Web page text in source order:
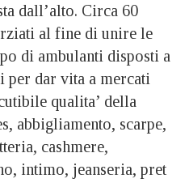
dall’alto. Circa 60
al fine di unire le
di ambulanti disposti a
dar vita a mercati
qualita’ della
abbigliamento, scarpe,
cashmere,
intimo, jeanseria, pret